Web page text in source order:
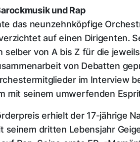
und Rap
das neunzehnköpfige
auf einen Dirigenten.
selber von A bis Z für die
von Debatten
im Interview
mit seinem umwerfenden
erhielt der 17-jährige
seinem dritten Lebensjahr